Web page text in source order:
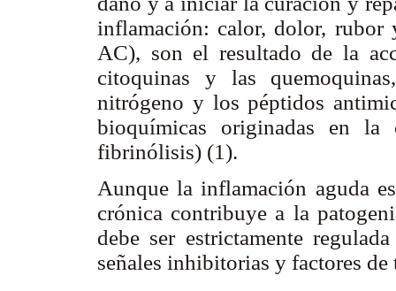
inflamación: calor, dolor, rubor
AC), son el resultado de la
citoquinas y las
nitrógeno y los péptidos
bioquímicas originadas en la
fibrinólisis) (1).
Aunque la inflamación aguda
crónica contribuye a la
debe ser estrictamente
señales inhibitorias y factores